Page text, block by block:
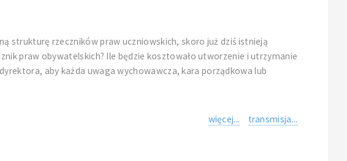
strukturę rzeczników praw uczniowskich, skoro już dziś istnieją
praw obywatelskich? Ile będzie kosztowało utworzenie i utrzymanie
aby każda uwaga wychowawcza, kara porządkowa lub
więcej... transmisja...